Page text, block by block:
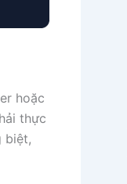
hoặc
thực
biệt,